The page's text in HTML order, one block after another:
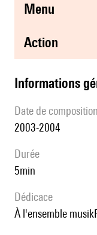
menu
action
informations
date de composition
2003-2004
durée
5min
Dédicace
à l'ensemble